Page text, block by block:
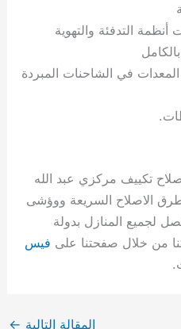
التدفئة والتهوية
في الشاحنات المبردة
تكييف مركزي عبد الله
الاصلاح السريعة ووؤشى
لجميع المنازل بدولة
من خلال صفحتنا على فيس
المقالة التالية ←